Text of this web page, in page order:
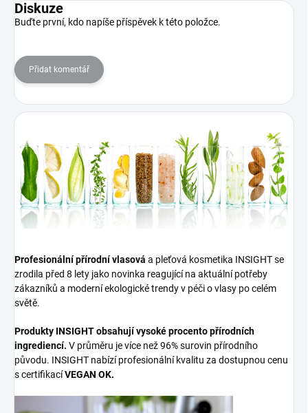
Diskuze
Buďte první, kdo napíše příspěvek k této položce.
Přidat komentář
Profesionální přírodní vlasová a pleťová kosmetika INSIGHT se
zrodila před 8 lety jako novinka reagující na aktuální potřeby
zákazníků a moderní ekologické trendy v péči o vlasy po celém
světě.
Produkty INSIGHT obsahují vysoké procento přírodních
ingrediencí. V průměru je více než 96% surovin přírodního
původu. INSIGHT nabízí profesionální kvalitu za dostupnou cenu
s certifikacíVEGAN OK.